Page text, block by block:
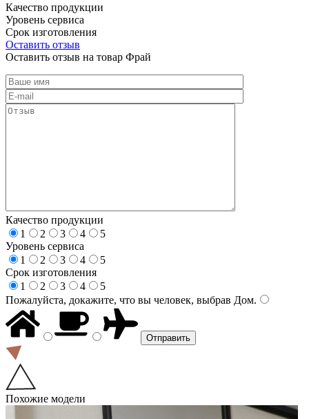
Качество продукции
Уровень сервиса
Срок изготовления
Оставить отзыв
Оставить отзыв на товар Фрай
Качество продукции
1
2 3 4
5
Уровень сервиса
1
2 3 4
5
Срок изготовления
1
2 3 4
5
Пожалуйста, докажите, что вы человек, выбрав Дом.
Похожие модели